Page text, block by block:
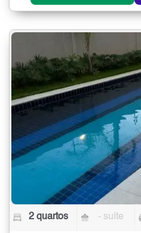
2 quartos - suíte